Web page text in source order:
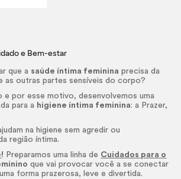
e Bem-estar
que a saúde íntima feminina precisa da
as outras partes sensíveis do corpo?
e por esse motivo, desenvolvemos uma
para a higiene íntima feminina: a Prazer,
na higiene sem agredir ou
região íntima.
! Preparamos uma linha de Cuidados para o
que vai provocar você a se conectar
forma prazerosa, leve e divertida.